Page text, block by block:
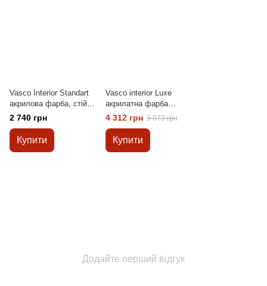
Vasco Interior Standart
акрилова фарба, стійка
до миття 9л
2 740 грн
Купити
Vasco interior Luxe
акрилатна фарба
особливо стійка до
миття 9л
4 312 грн 5 073 грн
Купити
Додайте перший відгук